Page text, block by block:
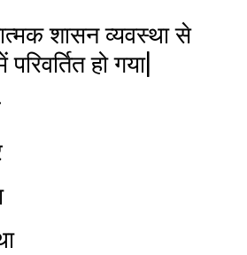
शासन व्यवस्था से
परिवर्तित हो गया|